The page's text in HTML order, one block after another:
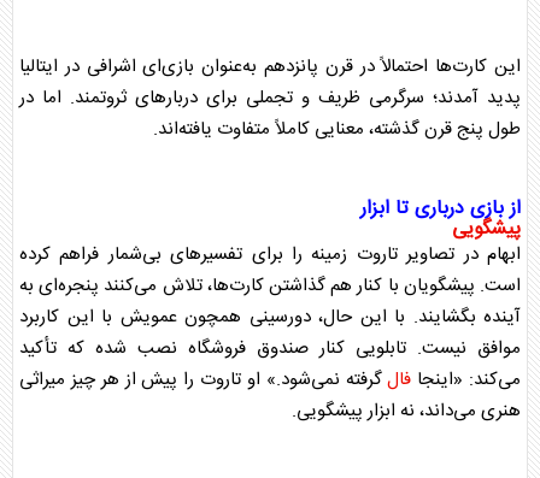
این کارت‌ها احتمالاً در قرن پانزدهم به‌عنوان بازی‌ای اشرافی در ایتالیا
پدید آمدند؛ سرگرمی ظریف و تجملی برای دربار‌های ثروتمند. اما در
طول پنج قرن گذشته، معنایی کاملاً متفاوت یافته‌اند.
از بازی درباری تا ابزار
پیشگویی
ابهام در تصاویرتاروت زمینه را برای تفسیر‌های بی‌شمار فراهم کرده
است. پیشگویان با کنار هم گذاشتن کارت‌ها، تلاش می‌کنند پنجره‌ای به
آینده بگشایند. با این حال، دورسینی همچون عمویش با این کاربرد
موافق نیست. تابلویی کنار صندوق فروشگاه نصب شده که تأکید
می‌کند: «اینجا فالگرفته نمی‌شود.» او تاروت را پیش از هر چیز میراثی
هنری می‌داند، نه ابزار پیشگویی.